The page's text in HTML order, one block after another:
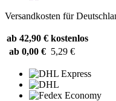
Versandkosten für
ab 42,90 € kostenlos
ab 0,00 € 5,29 €